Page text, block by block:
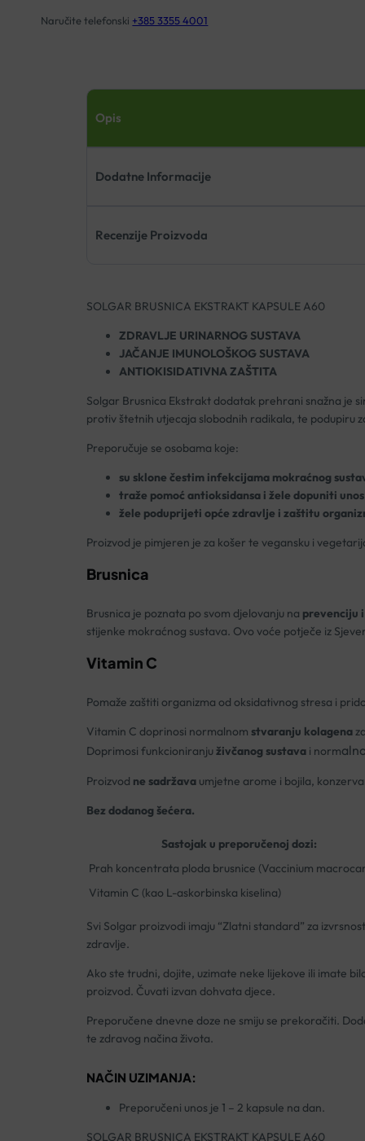
Naručite telefonski +385 3355 4001
Opis
Dodatne Informacije
Recenzije Proizvoda
SOLGAR BRUSNICA EKSTRAKT KAPSULE A60
ZDRAVLJE URINARNOG SUSTAVA
JAČANJE IMUNOLOŠKOG SUSTAVA
ANTIOKISIDATIVNA ZAŠTITA
Solgar Brusnica Ekstrakt dodatak prehrani snažna je
protiv štetnih utjecaja slobodnih radikala, te podupiru
Preporučuje se osobama koje:
su sklone čestim infekcijama mokraćnog
traže pomoć antioksidansa i žele dopuniti
žele poduprijeti opće zdravlje i zaštitu
Proizvod je pimjeren je za košer te vegansku i
Brusnica
Brusnica je poznata po svom djelovanju na prevenciju
stijenke mokraćnog sustava. Ovo voće potječe iz
Vitamin C
Pomaže zaštiti organizma od oksidativnog stresa i
Vitamin C doprinosi normalnom stvaranju kolagena
Doprimosi funkcioniranju živčanog sustavai norm
Proizvod ne sadržavaumjetne arome i bojila,
Bez dodanog šećera.
Sastojak u preporučenoj dozi:
Prah koncentrata ploda brusnice (Vaccinium
Vitamin C (kao L-askorbinska kiselina)
Svi Solgar proizvodi imaju “Zlatni standard” za
zdravlje.
Ako ste trudni, dojite, uzimate neke lijekove ili imate
proizvod. Čuvati izvan dohvata djece.
Preporučene dnevne doze ne smiju se prekoračiti.
te zdravog načina života.
NAČIN UZIMANJA:
Preporučeni unos je 1 – 2 kapsule na dan.
SOLGAR BRUSNICA EKSTRAKT KAPSULE A60